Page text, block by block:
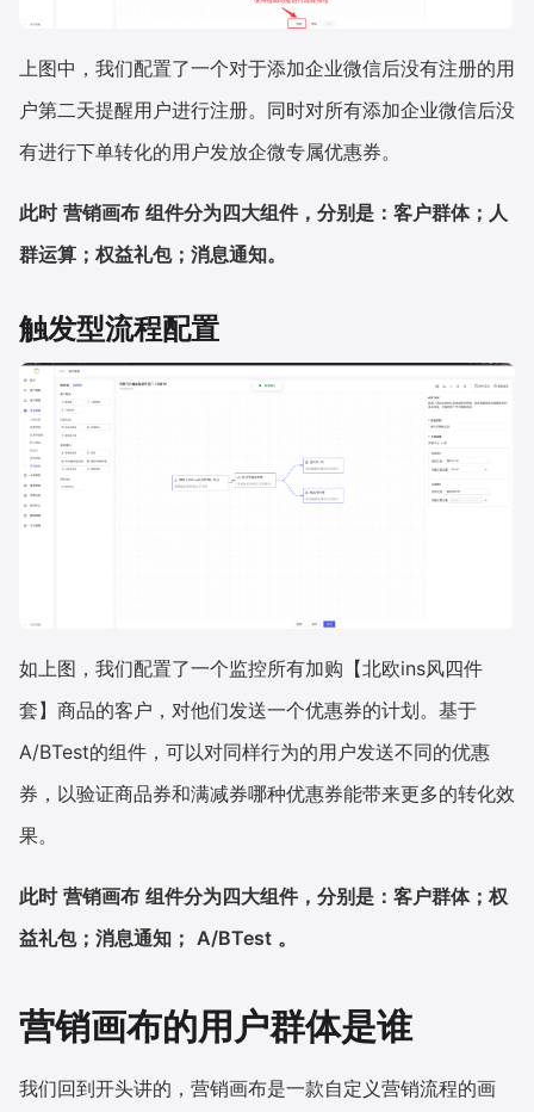
上图中，我们配置了一个对于添加企业微信后没有注册的用
户第二天提醒用户进行注册。同时对所有添加企业微信后没
有进行下单转化的用户发放企微专属优惠券。
此时 营销画布 组件分为四大组件，分别是：客户群体；人
群运算；权益礼包；消息通知。
触发型流程配置
如上图，我们配置了一个监控所有加购【北欧ins风四件
套】商品的客户，对他们发送一个优惠券的计划。基于
A/BTest的组件，可以对同样行为的用户发送不同的优惠
券，以验证商品券和满减券哪种优惠券能带来更多的转化效
果。
此时 营销画布 组件分为四大组件，分别是：客户群体；权
益礼包；消息通知； A/BTest 。
营销画布的用户群体是谁
我们回到开头讲的，营销画布是一款自定义营销流程的画